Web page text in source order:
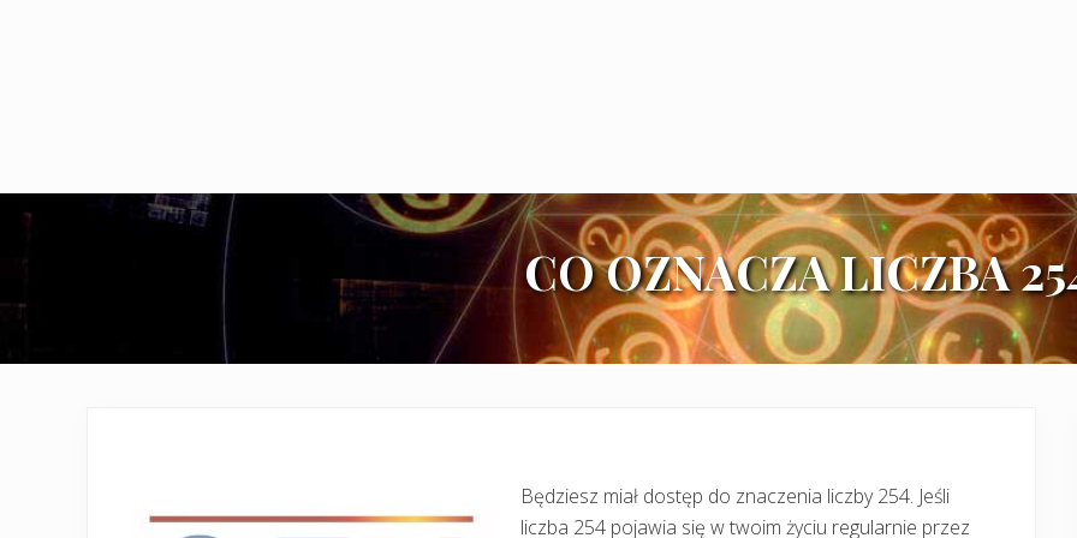
CO OZNACZA LICZBA
Będziesz miał dostęp do znaczenia liczby 254. Jeśli
liczba 254 pojawia się w twoim życiu regularnie przez